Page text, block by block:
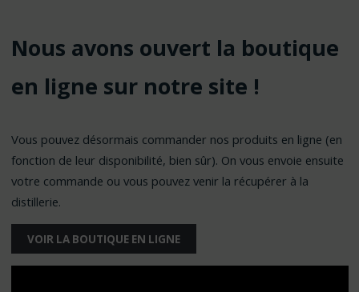
Nous avons ouvert la boutique
en ligne sur notre site !
Vous pouvez désormais commander nos produits en ligne (en
fonction de leur disponibilité, bien sûr). On vous envoie ensuite
votre commande ou vous pouvez venir la récupérer à la
distillerie.
VOIR LA BOUTIQUE EN LIGNE